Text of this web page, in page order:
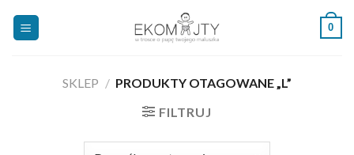
0
SKLEP / PRODUKTY OTAGOWANE „L”
FILTRUJ